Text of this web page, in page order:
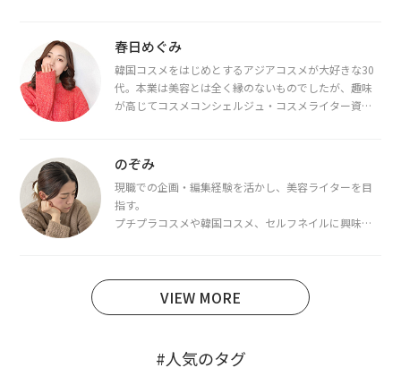
春日めぐみ
韓国コスメをはじめとするアジアコスメが大好きな30
代。本業は美容とは全く縁のないものでしたが、趣味
が高じてコスメコンシェルジュ・コスメライター資格
断・骨格診断によるイメージコンサルティングも行っ
のぞみ
現職での企画・編集経験を活かし、美容ライターを目
指す。
プチプラコスメや韓国コスメ、セルフネイルに興味が
日本化粧品検定1級保有。
VIEW MORE
#人気のタグ